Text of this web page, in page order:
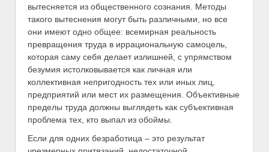
вытесняется из общественного сознания. Методы
такого вытеснения могут быть различными, но все
они имеют одно общее: всемирная реальность
превращения труда в иррациональную самоцель,
которая саму себя делает излишней, с упрямством
безумия истолковывается как личная или
коллективная непригодность тех или иных лиц,
предприятий или мест их размещения. Объективные
пределы труда должны выглядеть как субъективная
проблема тех, кто выпал из обоймы.
Если для одних безработица – это результат